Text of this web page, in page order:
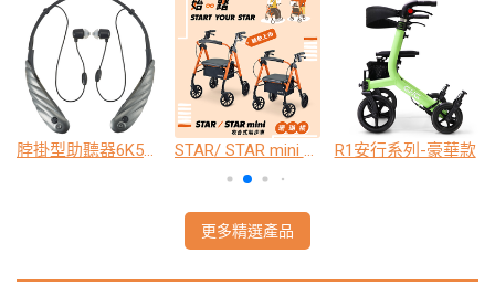
脖掛型助聽器6K5A旗艦版 STAR/ STAR mini 收合式助步車 R1安行系列-豪華款
更多精選產品